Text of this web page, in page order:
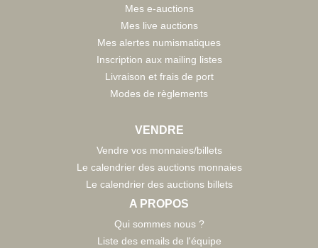
Mes e-auctions
Mes live auctions
Mes alertes numismatiques
Inscription aux mailing listes
Livraison et frais de port
Modes de règlements
VENDRE
Vendre vos monnaies/billets
Le calendrier des auctions monnaies
Le calendrier des auctions billets
A PROPOS
Qui sommes nous ?
Liste des emails de l'équipe